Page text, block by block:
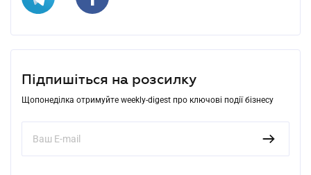
Підпишіться на розсилку
Щопонеділка отримуйте weekly-digest про ключові події бізнесу